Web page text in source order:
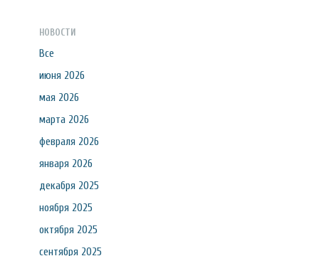
НОВОСТИ
Все
июня 2026
мая 2026
марта 2026
февраля 2026
января 2026
декабря 2025
ноября 2025
октября 2025
сентября 2025